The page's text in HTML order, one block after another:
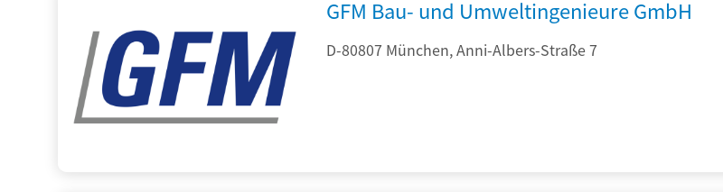
GFM Bau- und Umweltingenieure GmbH
D-80807 München, Anni-Albers-Straße 7